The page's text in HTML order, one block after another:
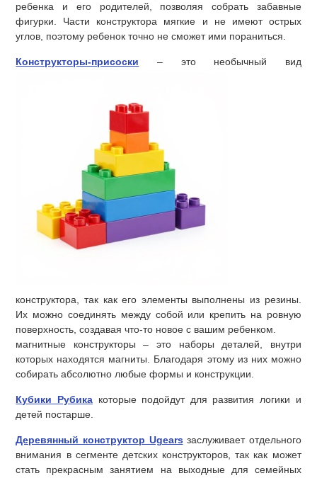
ребенка и его родителей, позволяя собрать забавные
фигурки. Части конструктора мягкие и не имеют острых
углов, поэтому ребенок точно не сможет ими пораниться.
Конструкторы-присоски – это необычный вид
конструктора, так как его элементы выполнены из резины.
Их можно соединять между собой или крепить на ровную
поверхность, создавая что-то новое с вашим ребенком.
магнитные конструкторы – это наборы деталей, внутри
которых находятся магниты. Благодаря этому из них можно
собирать абсолютно любые формы и конструкции.
Кубики Рубика которые подойдут для развития логики и
детей постарше.
Деревянный конструктор Ugears заслуживает отдельного
внимания в сегменте детских конструкторов, так как может
стать прекрасным занятием на выходные для семейных